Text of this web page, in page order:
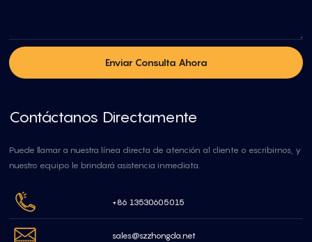
Enviar Consulta Ahora
Contáctanos Directamente
Puede llamar a nuestra línea directa de atención al cliente o escribirnos, y
nuestro equipo le brindará asistencia inmediata.
+86 13530605015
sales@szzhongda.net